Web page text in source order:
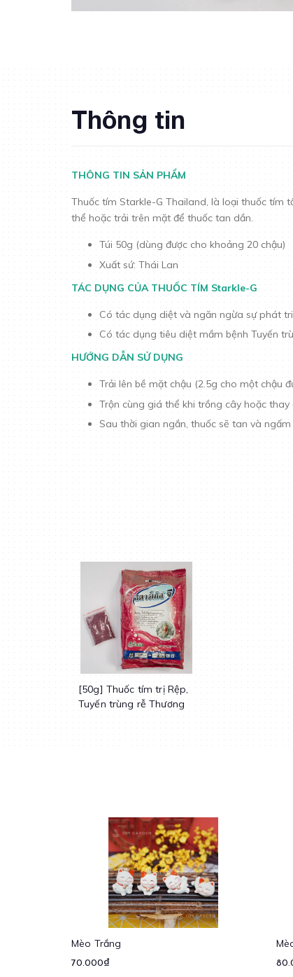
Thông tin
THÔNG TIN SẢN PHẨM
Thuốc tím Starkle-G Thailand, là loại thuốc tím
thể hoặc trải trên mặt để thuốc tan dần.
Túi 50g (dùng được cho khoảng 20 chậu)
Xuất sứ: Thái Lan
TÁC DỤNG CỦA THUỐC TÍM Starkle-G
Có tác dụng diệt và ngăn ngừa sự phát
Có tác dụng tiêu diệt mầm bệnh Tuyến
HƯỚNG DẪN SỬ DỤNG
Trải lên bề mặt chậu (2.5g cho một chậu
Trộn cùng giá thể khi trồng cây hoặc thay
Sau thời gian ngắn, thuốc sẽ tan và
[50g] Thuốc tím trị Rệp,
Tuyến trùng rễ Thương
hiệu Starkle-G Thailand
| Joy Garden
Mèo Trắng
70.000₫